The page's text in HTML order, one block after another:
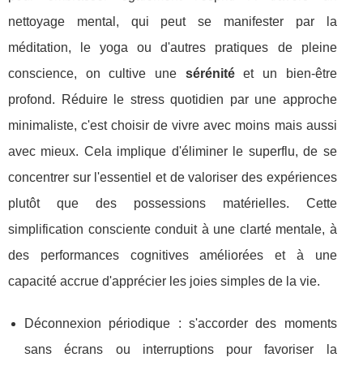
nettoyage mental, qui peut se manifester par la
méditation, le yoga ou d'autres pratiques de pleine
conscience, on cultive une sérénitéet un bien-être
profond. Réduire le stress quotidien par une approche
minimaliste, c'est choisir de vivre avec moins mais aussi
avec mieux. Cela implique d'éliminer le superflu, de se
concentrer sur l'essentiel et de valoriser des expériences
plutôt que des possessions matérielles. Cette
simplification consciente conduit à une clarté mentale, à
des performances cognitives améliorées et à une
capacité accrue d'apprécier les joies simples de la vie.
Déconnexion périodique : s'accorder des moments
sans écrans ou interruptions pour favoriser la